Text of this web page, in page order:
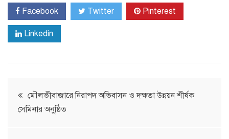
Facebook Twitter Pinterest
Linkedin
Post
navigation
মৌলভীবাজারে নিরাপদ অভিবাসন ও দক্ষতা উন্নয়ন শীর্ষক
সেমিনার অনুষ্ঠিত